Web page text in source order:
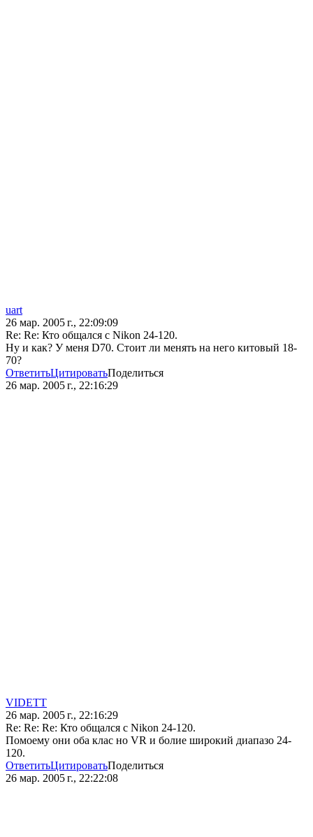
uart
26 мар. 2005 г., 22:09:09
Re: Re: Кто общался с Nikon 24-120.
Ну и как? У меня D70. Стоит ли менять на него китовый 18-
70?
ОтветитьЦитироватьПоделиться
26 мар. 2005 г., 22:16:29
VIDETT
26 мар. 2005 г., 22:16:29
Re: Re: Re: Кто общался с Nikon 24-120.
Помоему они оба клас но VR и болие широкий диапазо 24-
120.
ОтветитьЦитироватьПоделиться
26 мар. 2005 г., 22:22:08